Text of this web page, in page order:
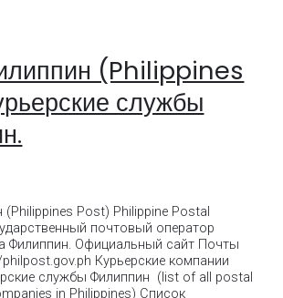
(Philippines
службы
(Philippines Post) Philippine Postal
почтовый оператор
Филиппин. Официальный сайт Почты
Курьерские компании
службы Филиппин (list of all postal
in Philippines) Список